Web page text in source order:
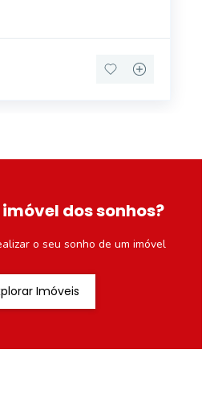
dos sonhos?
o seu sonho de um imóvel
Imóveis